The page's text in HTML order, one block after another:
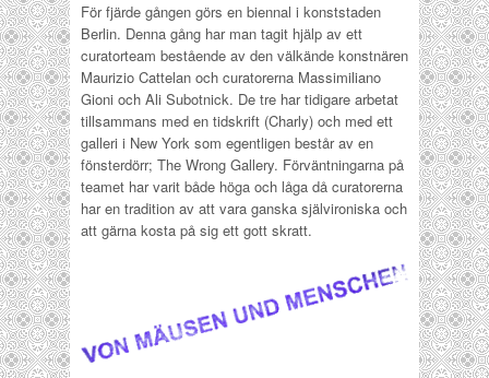
För fjärde gången görs en biennal i konststaden
Berlin. Denna gång har man tagit hjälp av ett
curatorteam bestående av den välkände konstnären
Maurizio Cattelan och curatorerna Massimiliano
Gioni och Ali Subotnick. De tre har tidigare arbetat
tillsammans med en tidskrift (Charly) och med ett
galleri i New York som egentligen består av en
fönsterdörr; The Wrong Gallery. Förväntningarna på
teamet har varit både höga och låga då curatorerna
har en tradition av att vara ganska självironiska och
att gärna kosta på sig ett gott skratt.